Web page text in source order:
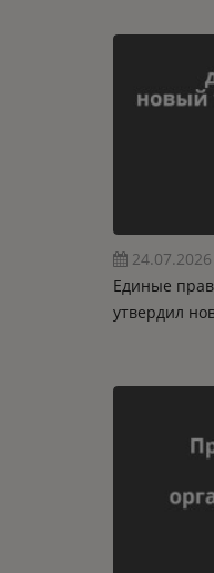
24.07.2026
Единые
утвердил